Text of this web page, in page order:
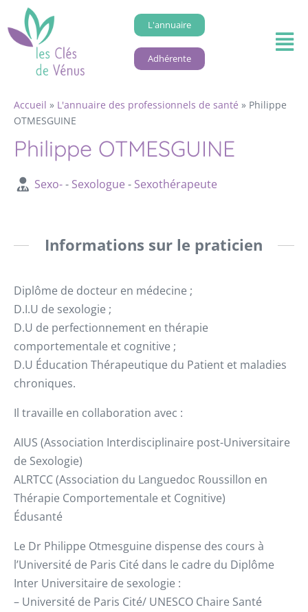
L'annuaire
Adhérente
Accueil » L'annuaire des professionnels de santé » Philippe
OTMESGUINE
Philippe OTMESGUINE
Sexo-- Sexologue - Sexothérapeute
Informations sur le praticien
Diplôme de docteur en médecine ;
D.I.U de sexologie ;
D.U de perfectionnement en thérapie
comportementale et cognitive ;
D.U Éducation Thérapeutique du Patient et maladies
chroniques.
Il travaille en collaboration avec :
AIUS (Association Interdisciplinaire post-Universitaire
de Sexologie)
ALRTCC (Association du Languedoc Roussillon en
Thérapie Comportementale et Cognitive)
Édusanté
Le Dr Philippe Otmesguine dispense des cours à
l’Université de Paris Cité dans le cadre du Diplôme
Inter Universitaire de sexologie :
– Université de Paris Cité/ UNESCO Chaire Santé